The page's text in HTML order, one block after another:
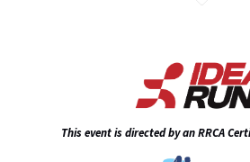
This event is directed by an RRCA